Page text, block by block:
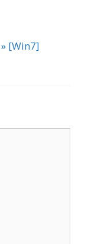
[Win7]